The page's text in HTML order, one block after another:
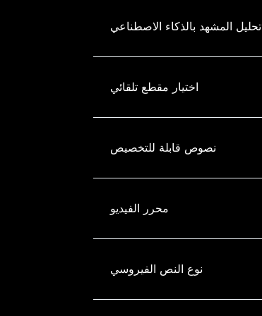
تحليل المشهد بالذكاء الاصطناعي
اختيار مقطع تلقائي
نصوص قابلة للتخصيص
محرر الفيديو
نوع النص الفيروسي